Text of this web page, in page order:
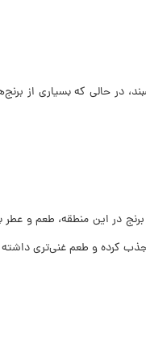
در حالی که بسیاری از
در این منطقه، طعم و
کرده و طعم غنی‌تری